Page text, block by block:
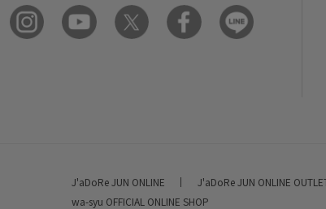
J'aDoRe JUN ONLINE J'aDoRe JUN ONLINE
wa-syu OFFICIAL ONLINE SHOP